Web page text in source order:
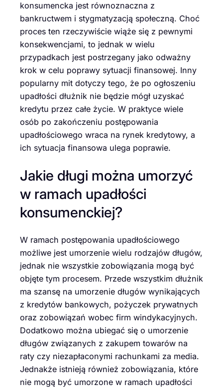
konsumencka jest równoznaczna z
bankructwem i stygmatyzacją społeczną. Choć
proces ten rzeczywiście wiąże się z pewnymi
konsekwencjami, to jednak w wielu
przypadkach jest postrzegany jako odważny
krok w celu poprawy sytuacji finansowej. Inny
popularny mit dotyczy tego, że po ogłoszeniu
upadłości dłużnik nie będzie mógł uzyskać
kredytu przez całe życie. W praktyce wiele
osób po zakończeniu postępowania
upadłościowego wraca na rynek kredytowy, a
ich sytuacja finansowa ulega poprawie.
Jakie długi można umorzyć
w ramach upadłości
konsumenckiej?
W ramach postępowania upadłościowego
możliwe jest umorzenie wielu rodzajów długów,
jednak nie wszystkie zobowiązania mogą być
objęte tym procesem. Przede wszystkim dłużnik
ma szansę na umorzenie długów wynikających
z kredytów bankowych, pożyczek prywatnych
oraz zobowiązań wobec firm windykacyjnych.
Dodatkowo można ubiegać się o umorzenie
długów związanych z zakupem towarów na
raty czy niezapłaconymi rachunkami za media.
Jednakże istnieją również zobowiązania, które
nie mogą być umorzone w ramach upadłości